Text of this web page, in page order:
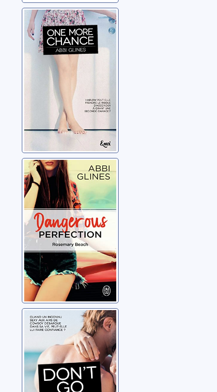
One more
chance: roman
Glines, Abbi
Rosemary Beach:
Dangerous
perfection
Glines, Abbi
Reese & Mase
01: Don't go
Glines, Abbi